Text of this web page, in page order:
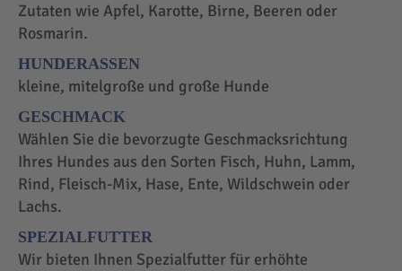
Zutaten wie Apfel, Karotte, Birne, Beeren oder
Rosmarin.
HUNDERASSEN
kleine, mitelgroße und große Hunde
GESCHMACK
Wählen Sie die bevorzugte Geschmacksrichtung
Ihres Hundes aus den Sorten Fisch, Huhn, Lamm,
Rind, Fleisch-Mix, Hase, Ente, Wildschwein oder
Lachs.
SPEZIALFUTTER
Wir bieten Ihnen Spezialfutter für erhöhte